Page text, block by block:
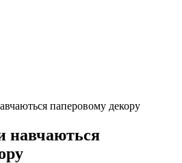
паперовому декору
навчаються